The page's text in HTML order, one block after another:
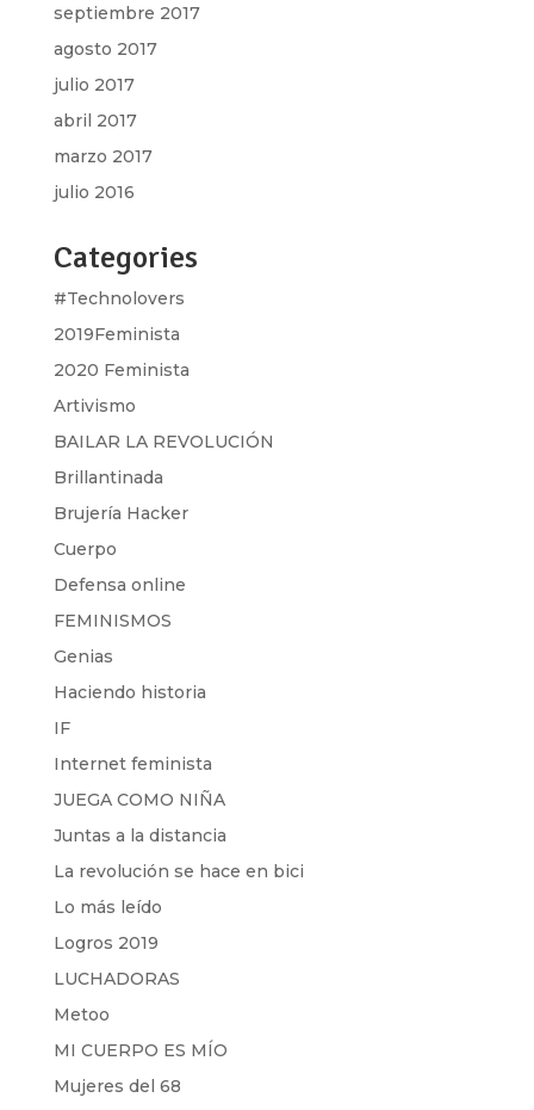
septiembre 2017
agosto 2017
julio 2017
abril 2017
marzo 2017
julio 2016
Categories
#Technolovers
2019Feminista
2020 Feminista
Artivismo
BAILAR LA REVOLUCIÓN
Brillantinada
Brujería Hacker
Cuerpo
Defensa online
FEMINISMOS
Genias
Haciendo historia
IF
Internet feminista
JUEGA COMO NIÑA
Juntas a la distancia
La revolución se hace en bici
Lo más leído
Logros 2019
LUCHADORAS
Metoo
MI CUERPO ES MÍO
Mujeres del 68